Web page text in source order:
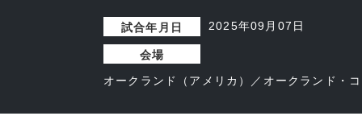
試合年月日 2025年09月07日
会場
オークランド（アメリカ）／オークランド・